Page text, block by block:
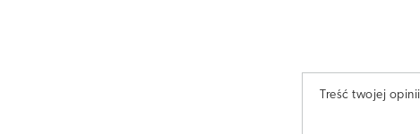
Treść twojej opinii